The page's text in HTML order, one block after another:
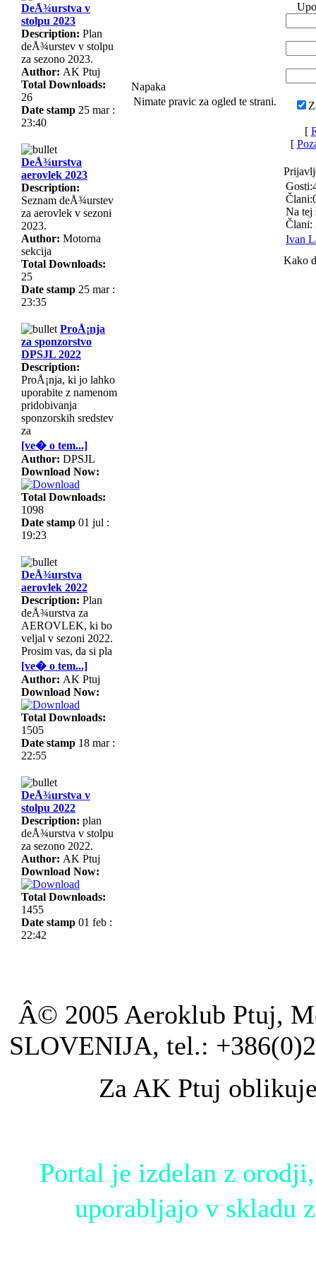
DeÅ¾urstva v
stolpu 2023
Description: Plan
deÅ¾urstev v stolpu
za sezono 2023.
Author: AK Ptuj
Total Downloads:
26
Date stamp 25 mar :
23:40
DeÅ¾urstva
aerovlek 2023
Description:
Seznam deÅ¾urstev
za aerovlek v sezoni
2023.
Author: Motorna
sekcija
Total Downloads:
25
Date stamp 25 mar :
23:35
ProÅ¡nja
za sponzorstvo
DPSJL 2022
Description:
ProÅ¡nja, ki jo lahko
uporabite z namenom
pridobivanja
sponzorskih sredstev
za
[ve� o tem...]
Author: DPSJL
Download Now:
Total Downloads:
1098
Date stamp 01 jul :
19:23
DeÅ¾urstva
aerovlek 2022
Description: Plan
deÅ¾urstva za
AEROVLEK, ki bo
veljal v sezoni 2022.
Prosim vas, da si pla
[ve� o tem...]
Author: AK Ptuj
Download Now:
Total Downloads:
1505
Date stamp 18 mar :
22:55
DeÅ¾urstva v
stolpu 2022
Description: plan
deÅ¾urstva v stolpu
za sezono 2022.
Author: AK Ptuj
Download Now:
Total Downloads:
1455
Date stamp 01 feb :
22:42
Napaka
Nimate pravic za ogled te strani.
[
[
Na tej
Člani:
Ivan
Kako
Â© 2005 Aeroklub Ptuj,
SLOVENIJA, tel.:
Za AK Ptuj
Portal je izdelan z
uporabljajo v skladu